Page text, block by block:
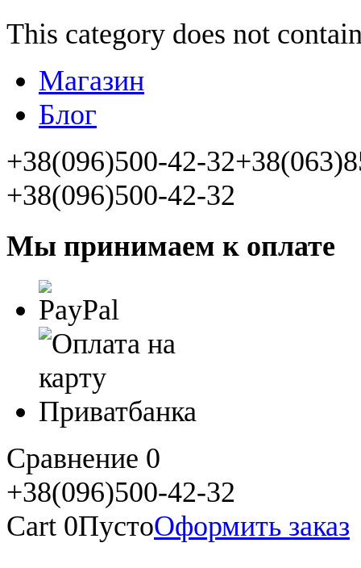
This category does not
Магазин
Блог
+38(096)500-42-32
+38(096)500-42-32
Мы принимаем к оплате
Сравнение 0
+38(096)500-42-32
Cart 0ПустоОформить заказ